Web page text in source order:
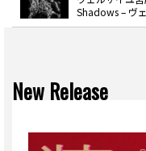
Shadows – ヴ
New Release